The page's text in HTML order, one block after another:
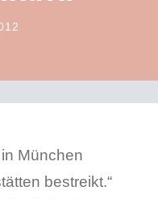
München
bestreikt.“